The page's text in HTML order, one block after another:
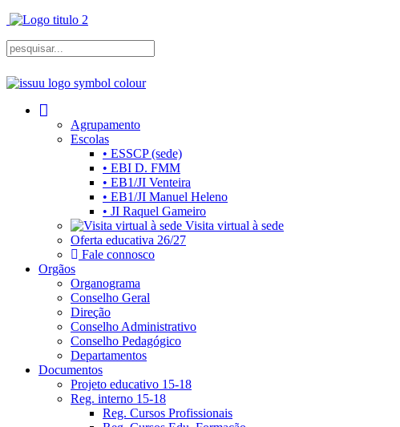
Agrupamento
Escolas
• ESSCP (sede)
• EBI D. FMM
• EB1/JI Venteira
• EB1/JI Manuel Heleno
• JI Raquel Gameiro
Visita virtual à sede
Oferta educativa 26/27
Fale connosco
Orgãos
Organograma
Conselho Geral
Direção
Conselho Administrativo
Conselho Pedagógico
Departamentos
Documentos
Projeto educativo 15-18
Reg. interno 15-18
Reg. Cursos Profissionais